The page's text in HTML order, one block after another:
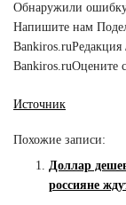
Обнаружили
Напишите нам
Bankiros.ru
Bankiros.ruОцените
Источник
Похожие записи:
Доллар
россияне